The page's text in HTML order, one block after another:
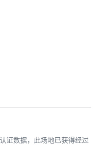
证数据，此场地已获得经过